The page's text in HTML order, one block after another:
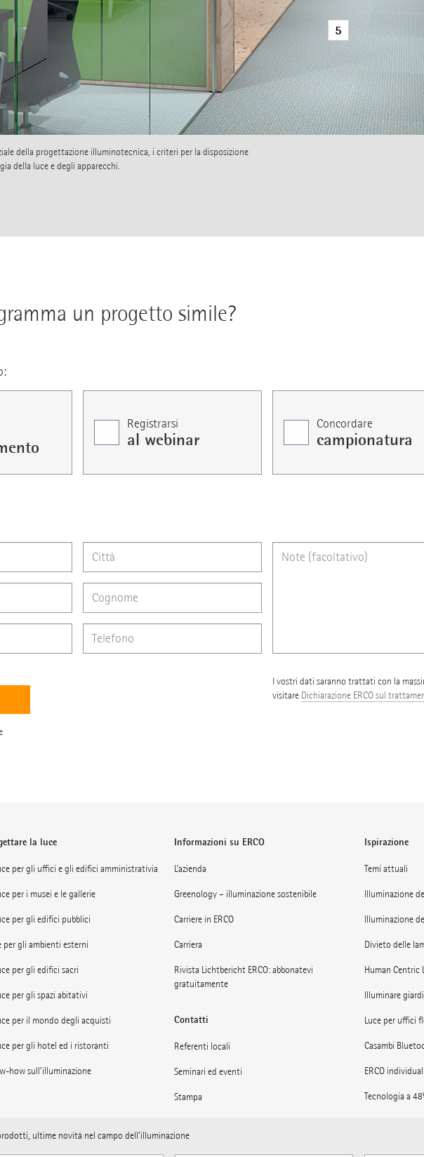
5
della progettazione illuminotecnica, i criteri per la disposizione
della luce e degli apparecchi.
un progetto simile?
Registrarsi
al webinar
Concordare
campionatura
I vostri dati saranno trattati con la
visitare Dichiarazione ERCO sul
la luce
per gli uffici e gli edifici amministrativia
per i musei e le gallerie
per gli edifici pubblici
per gli ambienti esterni
per gli edifici sacri
per gli spazi abitativi
per il mondo degli acquisti
per gli hotel ed i ristoranti
how sull’illuminazione
Informazioni su ERCO
L’azienda
Greenology – illuminazione sostenibile
Carriere in ERCO
Carriera
Rivista Lichtbericht ERCO: abbonatevi
gratuitamente
Contatti
Referenti locali
Seminari ed eventi
Stampa
Ispirazione
Temi attuali
Illuminazione
Illuminazione
Divieto delle
Human Centric
Illuminare
Luce per uffici
Casambi
ERCO individual
Tecnologia a
ultime novità nel campo dell’illuminazione